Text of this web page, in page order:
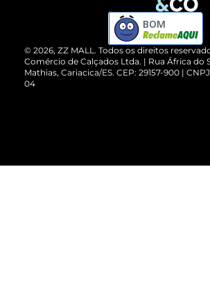
Cartão Presente
Vendas Corporativas
Compre pelo WhatsApp
© 2026, ZZ MALL. Todos os direitos
Comércio de Calçados Ltda. | Rua África do
Mathias, Cariacica/ES. CEP: 29157-900 |
04
BOM